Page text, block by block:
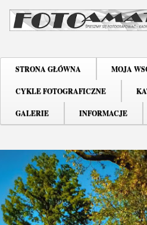
STRONA GŁÓWNA MOJA
CYKLE FOTOGRAFICZNE
GALERIE INFORMACJE
o
s